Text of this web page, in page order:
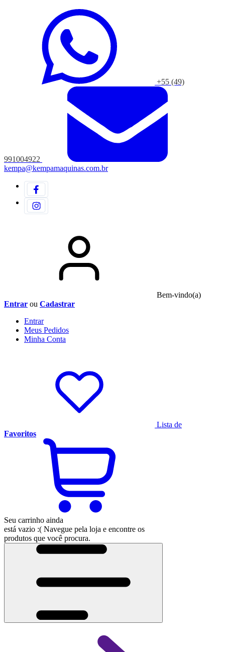
+55 (49)
991004922
kempa@kempamaquinas.com.br
Bem-vindo(a)
Entrar ou Cadastrar
Entrar
Meus Pedidos
Minha Conta
Lista de
Favoritos
Seu carrinho ainda
está vazio :( Navegue pela loja e encontre os
produtos que você procura.